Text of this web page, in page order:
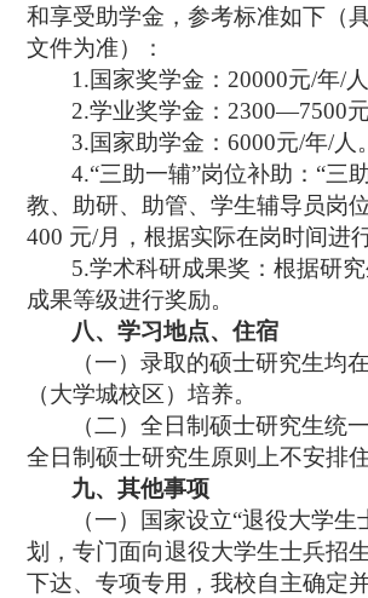
和享受助学金，参考标准如下（
文件为准）：
1.国家奖学金：20000元/年/人
2.学业奖学金：2300—7500
3.国家助学金：6000元/年/人。
4.“三助一辅”岗位补助： “三
教、助研、助管、学生辅导员岗
400 元/月，根据实际在岗时间进
5.学术科研成果奖：根据研
成果等级进行奖励。
八、学习地点、住宿
（一）录取的硕士研究生均
（大学城校区）培养。
（二）全日制硕士研究生统
全日制硕士研究生原则上不安排住
九、其他事项
（一）国家设立“退役大学生
划，专门面向退役大学生士兵招
下达、专项专用，我校自主确定